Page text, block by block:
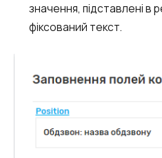
значення, підставлені в
фіксований текст.